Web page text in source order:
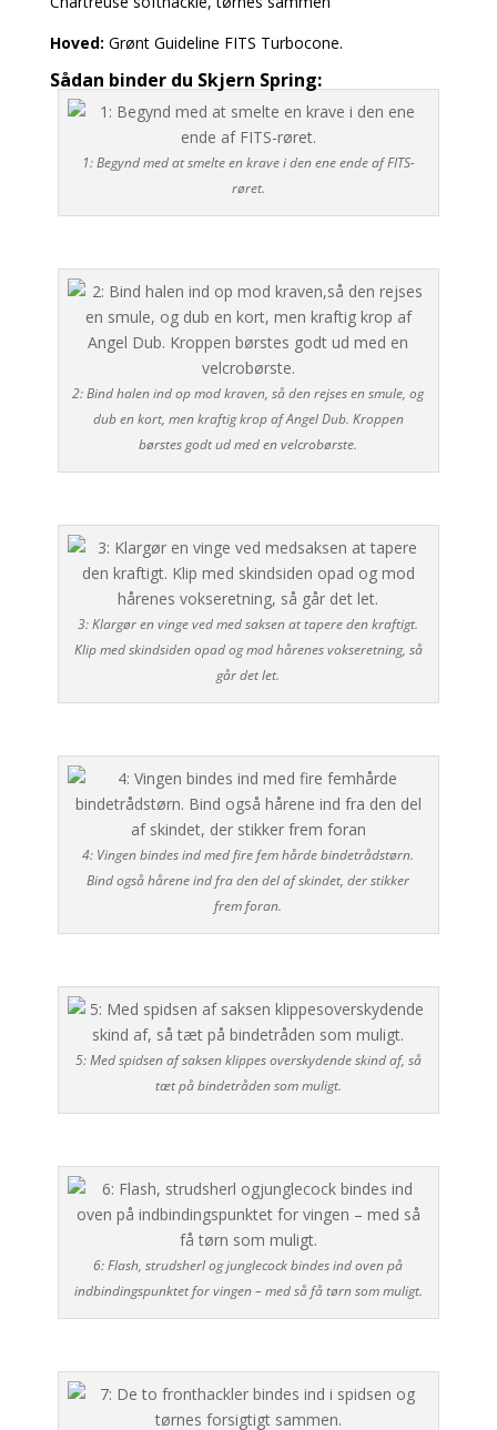
Hoved: Grønt Guideline FITS Turbocone.
Sådan binder du Skjern Spring:
1: Begynd med at smelte en krave i den ene ende af FITS-
røret.
2: Bind halen ind op mod kraven, så den rejses en smule, og
dub en kort, men kraftig krop af Angel Dub. Kroppen
børstes godt ud med en velcrobørste.
3: Klargør en vinge ved med saksen at tapere den kraftigt.
Klip med skindsiden opad og mod hårenes vokseretning, så
går det let.
4: Vingen bindes ind med fire fem hårde bindetrådstørn.
Bind også hårene ind fra den del af skindet, der stikker
frem foran.
5: Med spidsen af saksen klippes overskydende skind af, så
tæt på bindetråden som muligt.
6: Flash, strudsherl og junglecock bindes ind oven på
indbindingspunktet for vingen – med så få tørn som muligt.